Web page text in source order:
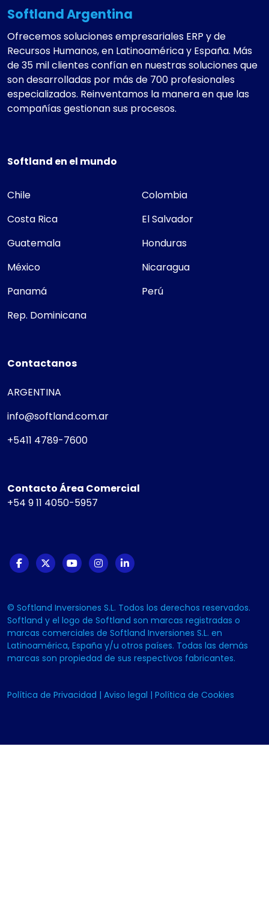
Softland Argentina
Ofrecemos soluciones empresariales ERP y de
Recursos Humanos, en Latinoamérica y España. Más
de 35 mil clientes confían en nuestras soluciones que
son desarrolladas por más de 700 profesionales
especializados. Reinventamos la manera en que las
compañías gestionan sus procesos.
Softland en el mundo
Chile
Colombia
Costa Rica
El Salvador
Guatemala
Honduras
México
Nicaragua
Panamá
Perú
Rep. Dominicana
Contactanos
ARGENTINA
info@softland.com.ar
+5411 4789-7600
Contacto Área Comercial
+54 9 11 4050-5957
© Softland Inversiones S.L. Todos los derechos reservados.
Softland y el logo de Softland son marcas registradas o
marcas comerciales de Softland Inversiones S.L. en
Latinoamérica, España y/u otros países. Todas las demás
marcas son propiedad de sus respectivos fabricantes.
Política de Privacidad | Aviso legal | Política de Cookies